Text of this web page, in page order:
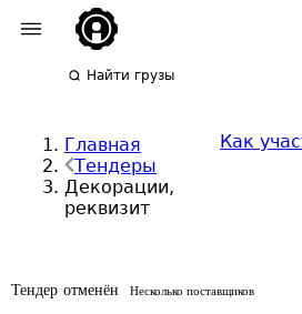
Найти грузы
Главная
Тендеры
Декорации,
реквизит
Как
Тендер отменён Несколько поставщиков